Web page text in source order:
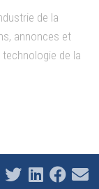
de la
annonces et
de la